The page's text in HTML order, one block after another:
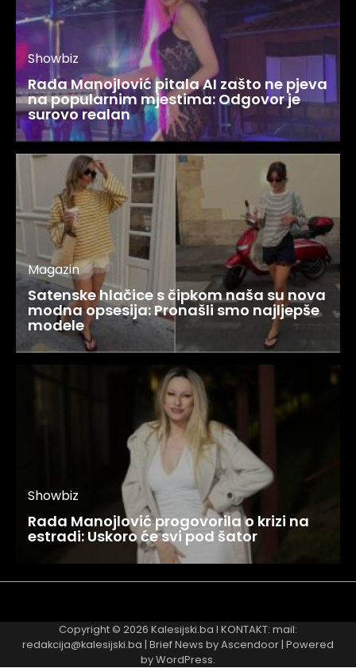
Showbiz
Rada Manojlović pitala AI zašto ne pjeva
na popularnim mjestima: Odgovor je
surovo realan
Magazin
Satenske hlačice s čipkom naša su nova
modna opsesija: Pronašli smo najljepše
modele
Showbiz
Rada Manojlović progovorila o krizi na
estradi: Uskoro će svi pod šator
Copyright © 2026 Kalesijski.ba I KONTAKT: mail:
redakcija@kalesijski.ba | Brief News byAscendoor| Powered
byWordPress.